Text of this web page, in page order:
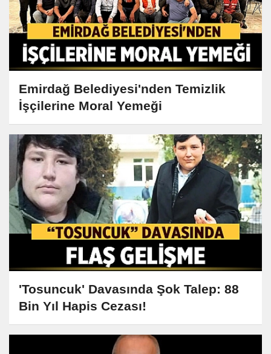
Emirdağ Belediyesi'nden Temizlik
İşçilerine Moral Yemeği
'Tosuncuk' Davasında Şok Talep: 88
Bin Yıl Hapis Cezası!